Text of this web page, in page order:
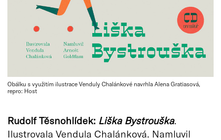
Obálku s využitím ilustrace Venduly Chalánkové navrhla Alena Gratiasová,
repro: Host
Rudolf Těsnohlídek: Liška Bystrouška.
Ilustrovala Vendula Chalánková. Namluvil